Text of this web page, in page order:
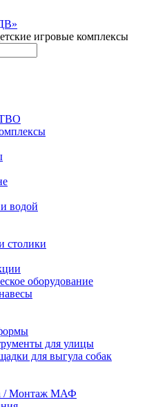
игровые комплексы
водой
столики
оборудование
для улицы
для выгула собак
/ Монтаж МАФ